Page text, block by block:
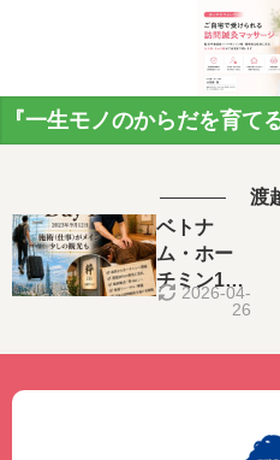
一生モノのからだを育
渡
ベトナ
ム・ホー
チミン1日
目
2026-04-
26